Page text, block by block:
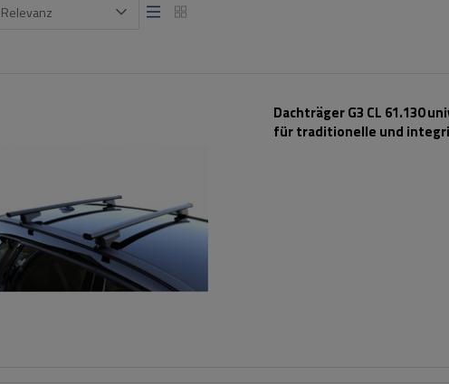
Dachträger G3 CL 61.130
für traditionelle und